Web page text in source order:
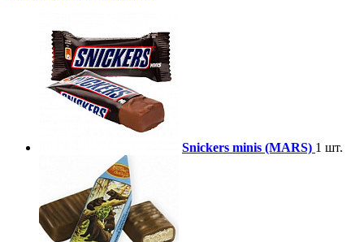
Snickers minis (MARS) 1 шт.